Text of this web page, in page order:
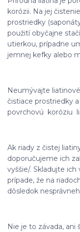
korózii. Na jej
prostriedky
použití obyčajne
utierkou, prípadne
jemnej kefky alebo
Neumývajte
čistiace prostriedky
povrchovú koróziu
Ak riady z čistej
doporučujeme ich
vyššie/. Skladujte
prípade, že na
dôsledok
Nie je to závada, ani